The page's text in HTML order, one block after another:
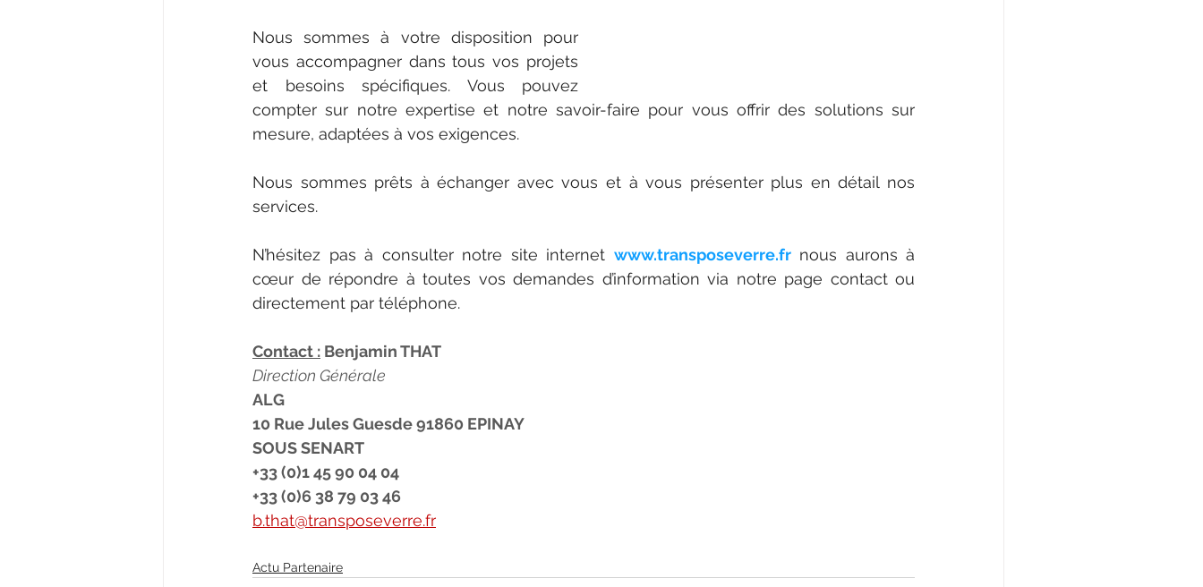
Nous sommes à votre disposition pour
vous accompagner dans tous vos projets
et besoins spécifiques. Vous pouvez
compter sur notre expertise et notre savoir-faire pour vous offrir des solutions sur
mesure, adaptées à vos exigences.
Nous sommes prêts à échanger avec vous et à vous présenter plus en détail nos
services.
N’hésitez pas à consulter notre site internet www.transposeverre.fr nous aurons à
cœur de répondre à toutes vos demandes d’information via notre page contact ou
directement par téléphone.
Contact : Benjamin THAT
Direction Générale
ALG
10 Rue Jules Guesde 91860 EPINAY
SOUS SENART
+33 (0)1 45 90 04 04
+33 (0)6 38 79 03 46
b.that@transposeverre.fr
Actu Partenaire